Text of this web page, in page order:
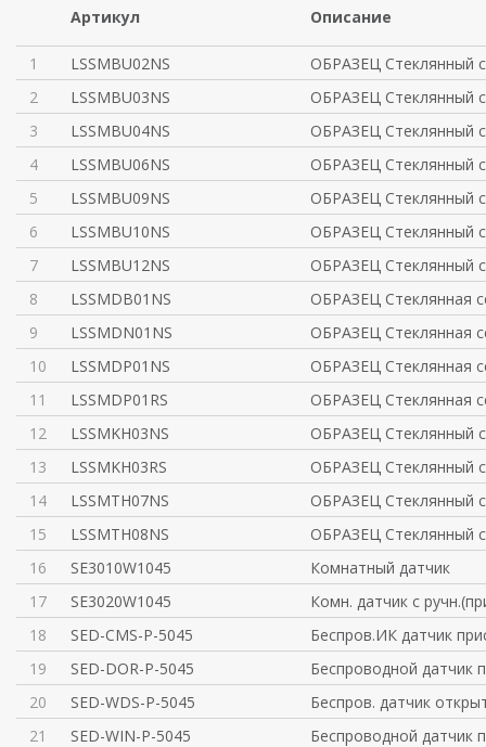
Артикул Описание
1 LSSMBU02NS
ОБРАЗЕЦ Стеклянный
2
LSSMBU03NS
ОБРАЗЕЦ Стеклянный
3
LSSMBU04NS
ОБРАЗЕЦ Стеклянный
4
LSSMBU06NS
ОБРАЗЕЦ Стеклянный
5
LSSMBU09NS
ОБРАЗЕЦ Стеклянный
6
LSSMBU10NS
ОБРАЗЕЦ Стеклянный
7
LSSMBU12NS
ОБРАЗЕЦ Стеклянный
8
LSSMDB01NS
ОБРАЗЕЦ Стеклянная
9
LSSMDN01NS
ОБРАЗЕЦ Стеклянная
10
LSSMDP01NS
ОБРАЗЕЦ Стеклянная
11
LSSMDP01RS
ОБРАЗЕЦ Стеклянная
12
LSSMKH03NS
ОБРАЗЕЦ Стеклянный
13
LSSMKH03RS
ОБРАЗЕЦ Стеклянный
14
LSSMTH07NS
ОБРАЗЕЦ Стеклянный
15
LSSMTH08NS
ОБРАЗЕЦ Стеклянный
16
SE3010W1045
Комнатный датчик
17
SE3020W1045
Комн. датчик с
18
SED-CMS-P-5045
Беспров.ИК датчик
19
SED-DOR-P-5045
Беспроводной датчик
20
SED-WDS-P-5045
Беспров. датчик
21
SED-WIN-P-5045
Беспроводной датчик